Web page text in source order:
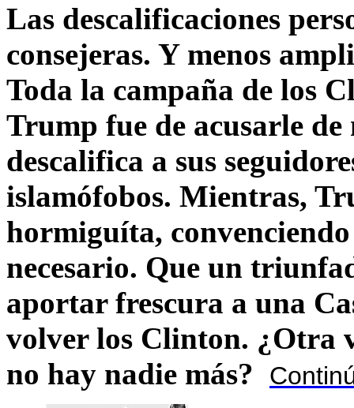
Las descalificaciones
consejeras. Y menos
Toda la campaña de los
Trump fue de acusarle
descalifica a sus
islamófobos. Mientras,
hormiguíta,
necesario. Que un
aportar frescura a una
volver los Clinton. ¿Otra
no hay nadie más?